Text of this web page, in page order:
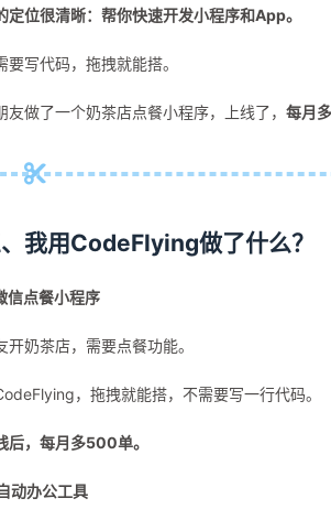
定位很清晰：帮你快速开发小程序和App。
要写代码，拖拽就能搭。
友做了一个奶茶店点餐小程序，上线了， 每月
我用CodeFlying做了什么？
信点餐小程序
开奶茶店，需要点餐功能。
，拖拽就能搭，不需要写一行代码。
后，每月多500单。
动办公工具